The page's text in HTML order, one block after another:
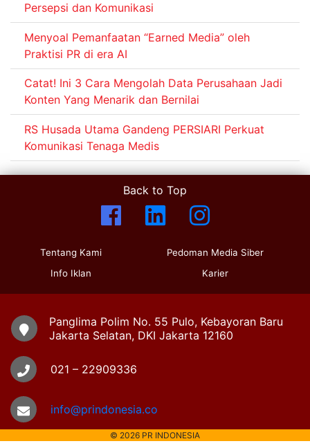
Persepsi dan Komunikasi
Menyoal Pemanfaatan “Earned Media” oleh
Praktisi PR di era AI
Catat! Ini 3 Cara Mengolah Data Perusahaan Jadi
Konten Yang Menarik dan Bernilai
RS Husada Utama Gandeng PERSIARI Perkuat
Komunikasi Tenaga Medis
Back to Top
Tentang Kami
Info Iklan
Pedoman Media Siber
Karier
Panglima Polim No. 55 Pulo, Kebayoran Baru
Jakarta Selatan, DKI Jakarta 12160
021 – 22909336
info@prindonesia.co
© 2026 PR INDONESIA